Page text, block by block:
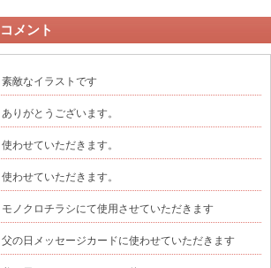
メント
敵なイラストです
りがとうございます。
わせていただきます。
わせていただきます。
ノクロチラシにて使用させていただきます
の日メッセージカードに使わせていただきます